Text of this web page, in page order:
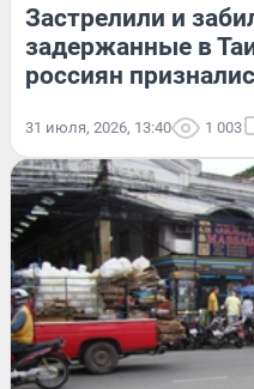
Застрелили и
задержанные в
россиян
31 июля, 2026, 13:40 1 003